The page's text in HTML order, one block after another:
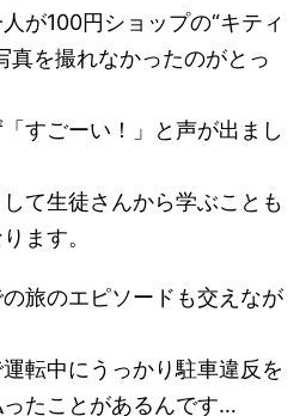
が100円ショップの“キティ
真を撮れなかったのがとっ
すごーい！」と声が出まし
て生徒さんから学ぶことも
ます。
旅のエピソードも交えなが
転中にうっかり駐車違反を
たことがあるんです…